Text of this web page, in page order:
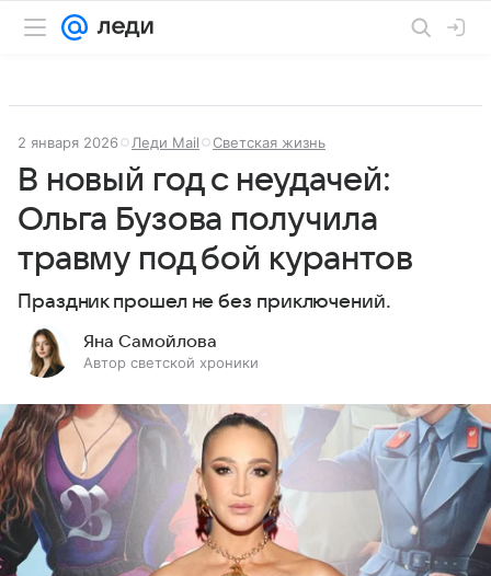
2 января 2026 Леди Mail Светская жизнь
В новый год с неудачей:
Ольга Бузова получила
травму под бой курантов
Праздник прошел не без приключений.
Яна Самойлова
Автор светской хроники